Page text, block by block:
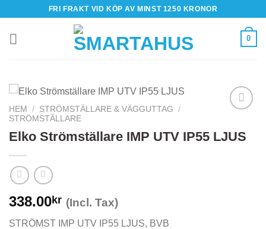
content
FRI FRAKT VID KÖP AV MINST 1250 KRONOR
0
HEM / STRÖMSTÄLLARE & VÄGGUTTAG
/
STRÖMSTÄLLARE
Elko Strömställare IMP UTV IP55 LJUS
338.00kr (Incl. Tax)
STRÖMST IMP UTV IP55 LJUS, BVB